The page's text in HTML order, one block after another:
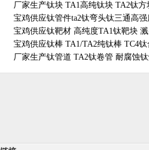
厂家生产钛块 TA1高纯钛块 TA2钛方
宝鸡供应钛管件ta2钛弯头钛三通高强
宝鸡供应钛靶材 高纯度TA1钛靶块
宝鸡供应钛棒 TA1/TA2纯钛棒 TC4钛
厂家生产钛管道 TA2钛卷管 耐腐蚀